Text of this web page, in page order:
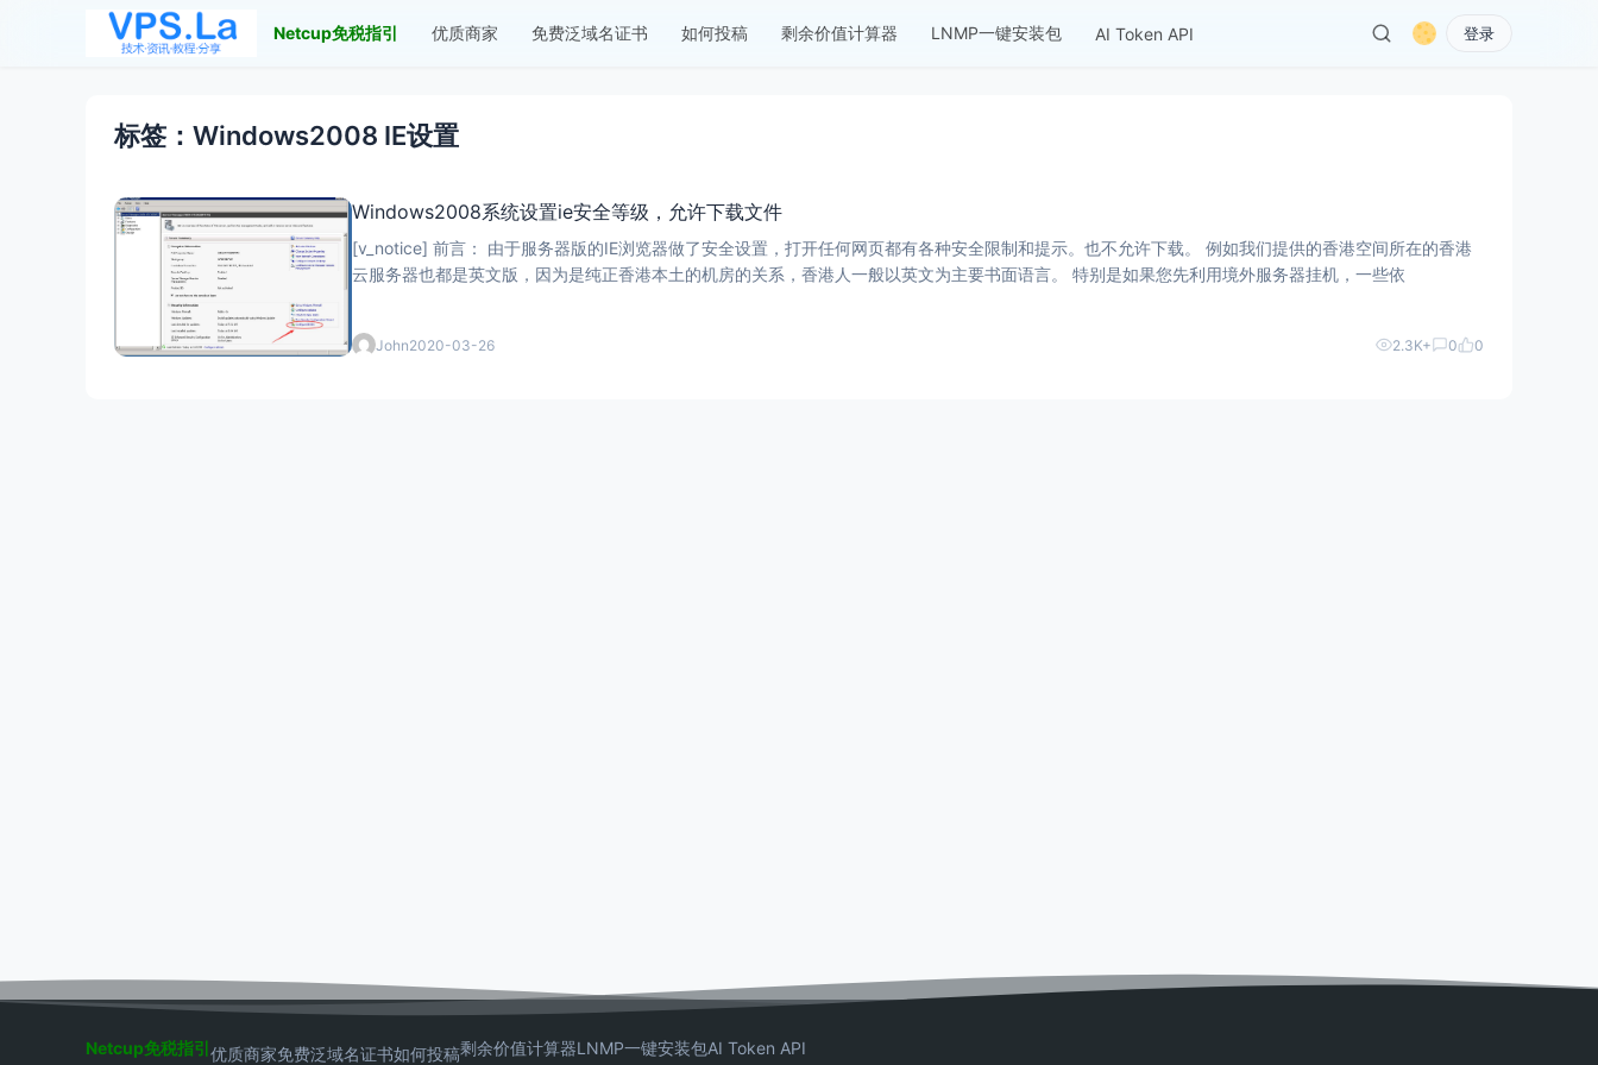
Netcup免税指引 优质商家 免费泛域名证书 如何投稿 剩余价值计算器 LNMP一键安装包 AI Token API 登录
标签：Windows2008 IE设置
Windows2008系统设置ie安全等级，允许下载文件
[v_notice] 前言： 由于服务器版的IE浏览器做了安全设置，打开任何网页都有各种安全限制和提示。也不允许下载。 例如我们提供的香港空间所在的香港
云服务器也都是英文版，因为是纯正香港本土的机房的关系，香港人一般以英文为主要书面语言。 特别是如果您先利用境外服务器挂机，一些依
John2020-03-26 2.3K+ 0 0
Netcup免税指引优质商家免费泛域名证书如何投稿剩余价值计算器LNMP一键安装包AI Token API